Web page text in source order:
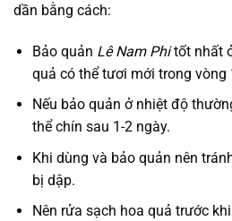
dần bằng cách:
Bảo quản Lê Nam Phitốt nhất
quả có thể tươi mới trong vòng
Nếu bảo quản ở nhiệt độ
thể chín sau 1-2 ngày.
Khi dùng và bảo quản nên
bị dập.
Nên rửa sạch hoa quả trước